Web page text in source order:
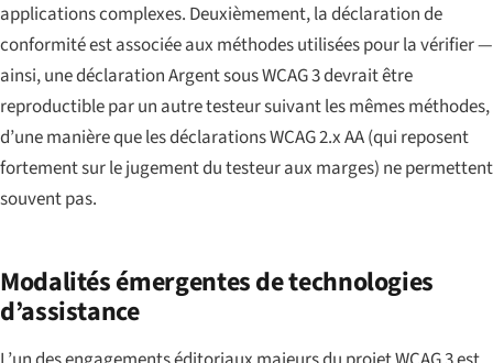
applications complexes. Deuxièmement, la déclaration de
conformité est associée aux méthodes utilisées pour la vérifier —
ainsi, une déclaration Argent sous WCAG 3 devrait être
reproductible par un autre testeur suivant les mêmes méthodes,
d’une manière que les déclarations WCAG 2.x AA (qui reposent
fortement sur le jugement du testeur aux marges) ne permettent
souvent pas.
Modalités émergentes de technologies
d’assistance